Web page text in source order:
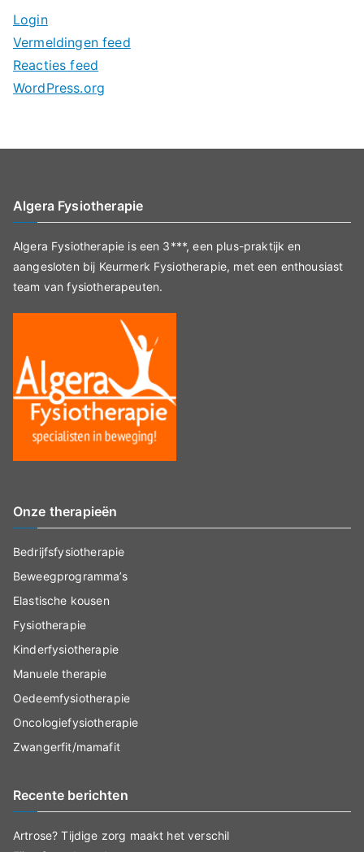
Login
Vermeldingen feed
Reacties feed
WordPress.org
Algera Fysiotherapie
Algera Fysiotherapie is een 3***, een plus-praktijk en
aangesloten bij Keurmerk Fysiotherapie, met een enthousiast
team van fysiotherapeuten.
Onze therapieën
Bedrijfsfysiotherapie
Beweegprogramma’s
Elastische kousen
Fysiotherapie
Kinderfysiotherapie
Manuele therapie
Oedeemfysiotherapie
Oncologiefysiotherapie
Zwangerfit/mamafit
Recente berichten
Artrose? Tijdige zorg maakt het verschil